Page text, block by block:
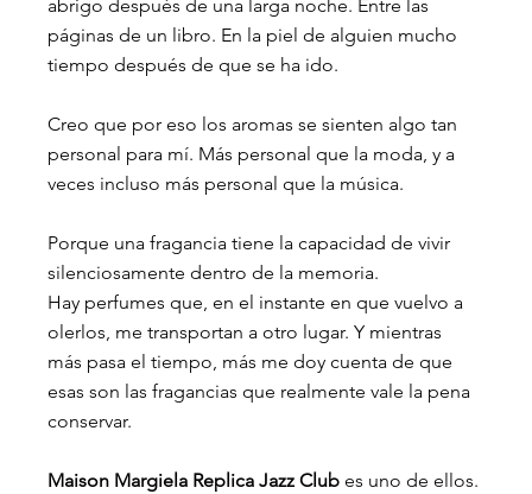
abrigo después de una larga noche. Entre las
páginas de un libro. En la piel de alguien mucho
tiempo después de que se ha ido.
Creo que por eso los aromas se sienten algo tan
personal para mí. Más personal que la moda, y a
veces incluso más personal que la música.
Porque una fragancia tiene la capacidad de vivir
silenciosamente dentro de la memoria.
Hay perfumes que, en el instante en que vuelvo a
olerlos, me transportan a otro lugar. Y mientras
más pasa el tiempo, más me doy cuenta de que
esas son las fragancias que realmente vale la pena
conservar.
Maison Margiela Replica Jazz Club es uno de ellos.